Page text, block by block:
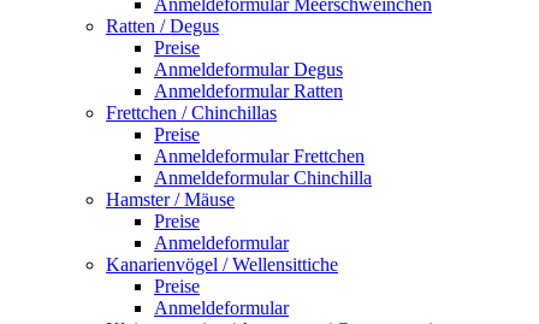
Anmeldeformular Meerschweinchen
Ratten / Degus
Preise
Anmeldeformular Degus
Anmeldeformular Ratten
Frettchen / Chinchillas
Preise
Anmeldeformular Frettchen
Anmeldeformular Chinchilla
Hamster / Mäuse
Preise
Anmeldeformular
Kanarienvögel / Wellensittiche
Preise
Anmeldeformular